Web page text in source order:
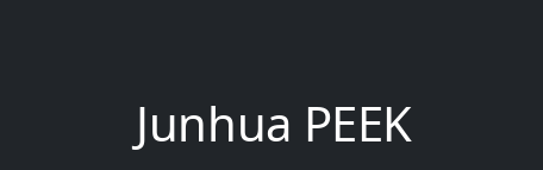
Junhua PEEK